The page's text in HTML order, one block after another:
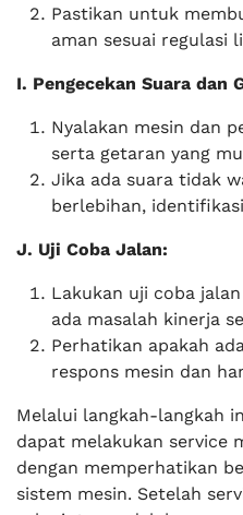
Pastikan untuk
aman sesuai regulasi
I. Pengecekan Suara dan
Nyalakan mesin dan
serta getaran yang
Jika ada suara tidak
berlebihan,
J. Uji Coba Jalan:
Lakukan uji coba
ada masalah kinerja
Perhatikan apakah
respons mesin dan
Melalui langkah-langkah
dapat melakukan service
dengan memperhatikan
sistem mesin. Setelah